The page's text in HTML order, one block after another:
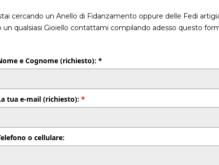
cercando un Anello di Fidanzamento oppure delle Fedi
un qualsiasi Gioiello contattami compilando adesso questo
e Cognome (richiesto): *
tua e-mail (richiesto): *
o cellulare: